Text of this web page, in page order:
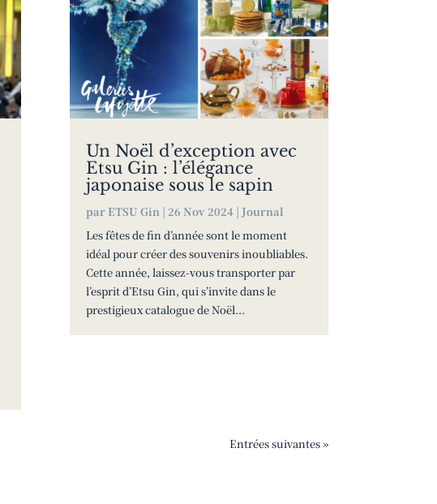
Un Noël d’exception avec
Etsu Gin : l’élégance
japonaise sous le sapin
par ETSU Gin| 26 Nov 2024| Journal
Les fêtes de fin d’année sont le moment
idéal pour créer des souvenirs inoubliables.
Cette année, laissez-vous transporter par
l’esprit d’Etsu Gin, qui s’invite dans le
prestigieux catalogue de Noël...
Entrées suivantes »